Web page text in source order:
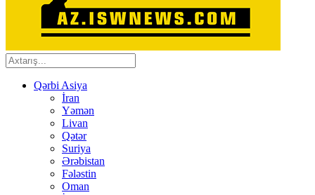
Qərbi Asiya
İran
Yəmən
Livan
Qətər
Suriya
Ərəbistan
Fələstin
Oman